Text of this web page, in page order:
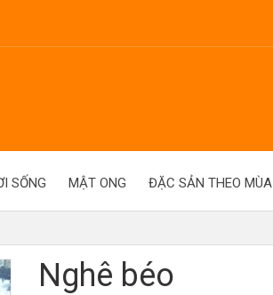
SỐNG MẬT ONG ĐẶC SẢN THEO MÙA
Nghê béo